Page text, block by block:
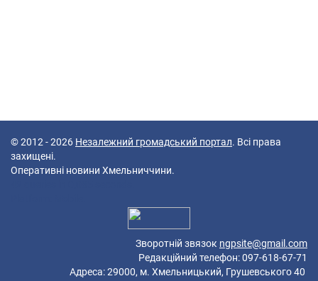
© 2012 - 2026 Незалежний громадський портал. Всі права
захищені.
Оперативні новини Хмельниччини.
Зворотній звязок ngpsite@gmail.com
Редакційний телефон: 097-618-67-71
Адреса: 29000, м. Хмельницький, Грушевського 40